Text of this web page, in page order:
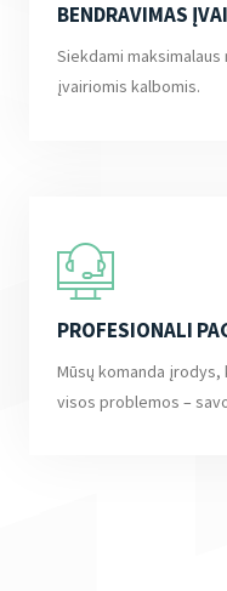
BENDRAVIMAS
Siekdami
įvairiomis kalbomis.
PROFESIONALI
Mūsų komanda
visos problemos –